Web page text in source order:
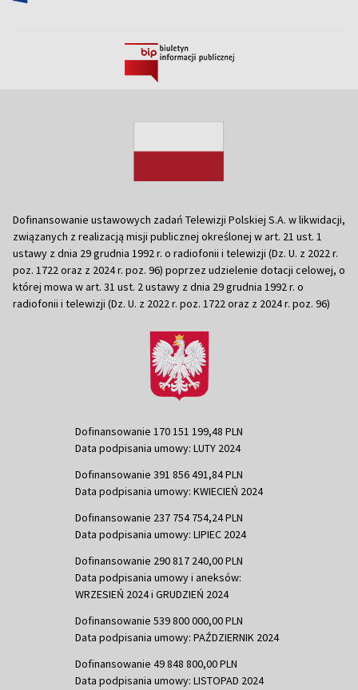
Dofinansowanie ustawowych zadań Telewizji Polskiej S.A. w likwidacji,
związanych z realizacją misji publicznej określonej w art. 21 ust. 1
ustawy z dnia 29 grudnia 1992 r. o radiofonii i telewizji (Dz. U. z 2022 r.
poz. 1722 oraz z 2024 r. poz. 96) poprzez udzielenie dotacji celowej, o
której mowa w art. 31 ust. 2 ustawy z dnia 29 grudnia 1992 r. o
radiofonii i telewizji (Dz. U. z 2022 r. poz. 1722 oraz z 2024 r. poz. 96)
Dofinansowanie 170 151 199,48 PLN
Data podpisania umowy: LUTY 2024
Dofinansowanie 391 856 491,84 PLN
Data podpisania umowy: KWIECIEŃ 2024
Dofinansowanie 237 754 754,24 PLN
Data podpisania umowy: LIPIEC 2024
Dofinansowanie 290 817 240,00 PLN
Data podpisania umowy i aneksów:
WRZESIEŃ 2024 i GRUDZIEŃ 2024
Dofinansowanie 539 800 000,00 PLN
Data podpisania umowy: PAŹDZIERNIK 2024
Dofinansowanie 49 848 800,00 PLN
Data podpisania umowy: LISTOPAD 2024